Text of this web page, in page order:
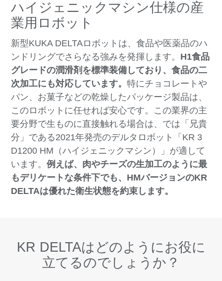
ハイジェニックマシン仕様の産
業用ロボット
新型KUKA DELTAロボットは、食品や医薬品のハ
ンドリングでさらなる強みを発揮します。 H1食品
グレードの潤滑剤を標準装備しており、食品の二
次加工にも対応しています。特にチョコレートや
パン、お菓子などの乾燥したパッケージ製品は、
このロボットに任せれば安心です。この業界の主
要分野で生ものに直接触れる場合は、では「兄貴
分」である2021年発売のデルタロボット「KR 3
D1200 HM（ハイジェニックマシン）」が適して
います。例えば、肉やチーズの生加工のように最
もデリケートな条件下でも、HMバージョンのKR
DELTAは優れた衛生状態を約束します。
KR DELTAはどのようにお役に
立てるのでしょうか？